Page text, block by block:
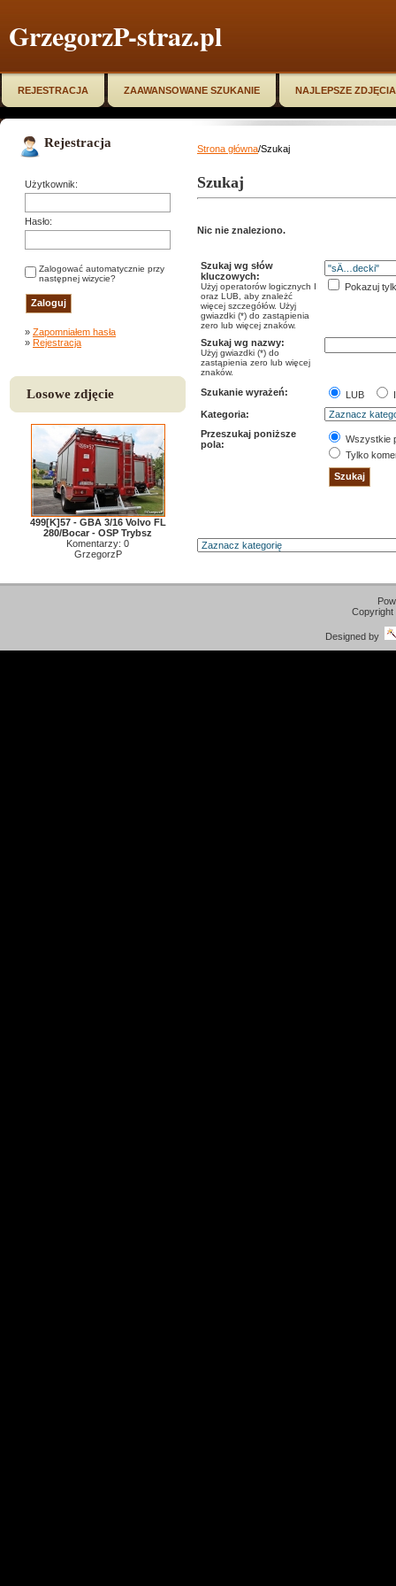
GrzegorzP-straz.pl
REJESTRACJA ZAAWANSOWANE SZUKANIE NAJLEPSZE ZDJĘCIA
Rejestracja
Użytkownik:
Hasło:
Zalogować automatycznie przy
następnej wizycie?
» Zapomniałem hasła
» Rejestracja
Losowe zdjęcie
499[K]57 - GBA 3/16 Volvo FL
280/Bocar - OSP Trybsz
Komentarzy: 0
GrzegorzP
Strona główna/Szukaj
Szukaj
Nic nie znaleziono.
Szukaj wg słów
kluczowych:
Użyj operatorów logicznych I
oraz LUB, aby znależć
więcej szczegółów. Użyj
gwiazdki (*) do zastąpienia
zero lub więcej znaków.
Pokazuj
Szukaj wg nazwy:
Użyj gwiazdki (*) do
zastąpienia zero lub więcej
znaków.
Szukanie wyrażeń: LUB
I
Kategoria:
Przeszukaj poniższe
pola:
Wszystkie
Tylko
Designed by